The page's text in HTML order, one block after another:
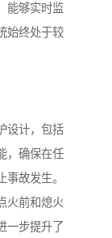
能够实时监
始终处于较
设计，包括
，确保在任
故发生。
火前和熄火
一步提升了